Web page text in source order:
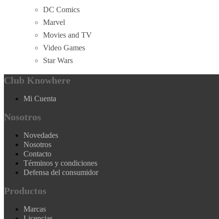
DC Comics
Marvel
Movies and TV
Video Games
Star Wars
Club Knowhere
Mi Cuenta
Nosotros
Novedades
Nosotros
Contacto
Términos y condiciones
Defensa del consumidor
Productos
Marcas